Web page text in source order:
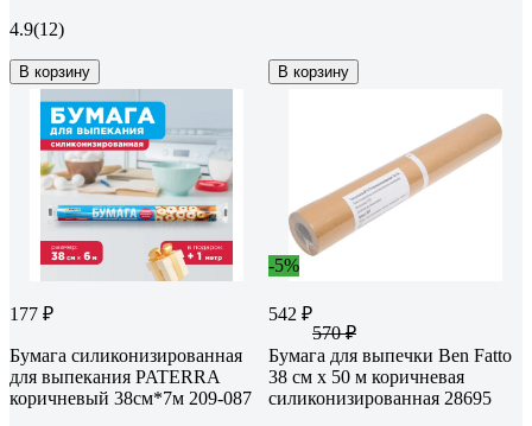
4.9(12)
В корзину В корзину
177 ₽
Бумага силиконизированная
для выпекания PATERRA
коричневый 38см*7м 209-087
-5%
542 ₽
570 ₽
Бумага для выпечки Ben Fatto
38 см х 50 м коричневая
силиконизированная 28695